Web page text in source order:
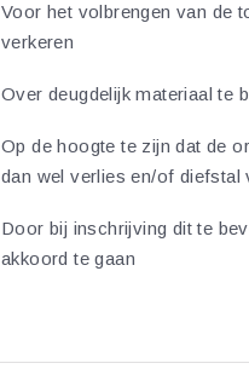
Voor het volbrengen van de
verkeren
Over deugdelijk materiaal te
Op de hoogte te zijn dat de
dan wel verlies en/of diefstal
Door bij inschrijving dit te
akkoord te gaan